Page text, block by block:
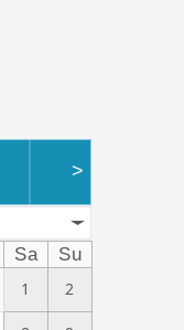
>
Sa
Su
1
2